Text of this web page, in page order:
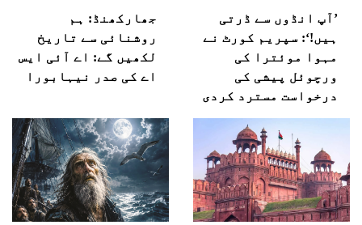
’آپ انڈوں سے ڈرتی
ہیں!‘: سپریم کورٹ نے
مہوا موئترا کی
ورچوئل پیشی کی
درخواست مسترد کردی
جھارکھنڈ: ہم
روشنائی سے تاریخ
لکھیں گے: اے آئی ایس
اے کی صدر نیہابورا